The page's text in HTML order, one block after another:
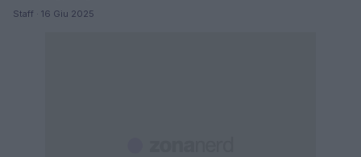
Staff · 16 Giu 2025